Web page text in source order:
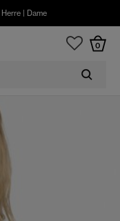
Herre| Dame
0